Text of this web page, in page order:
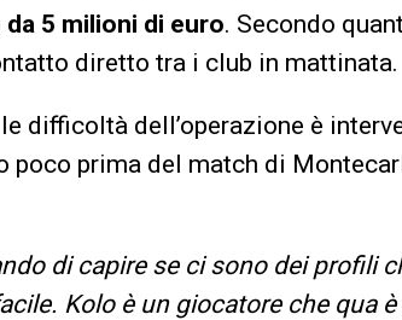
5 milioni di euro. Secondo
diretto tra i club in mattinata.
difficoltà dell’operazione è
poco prima del match di
di capire se ci sono dei profili
Kolo è un giocatore che qua